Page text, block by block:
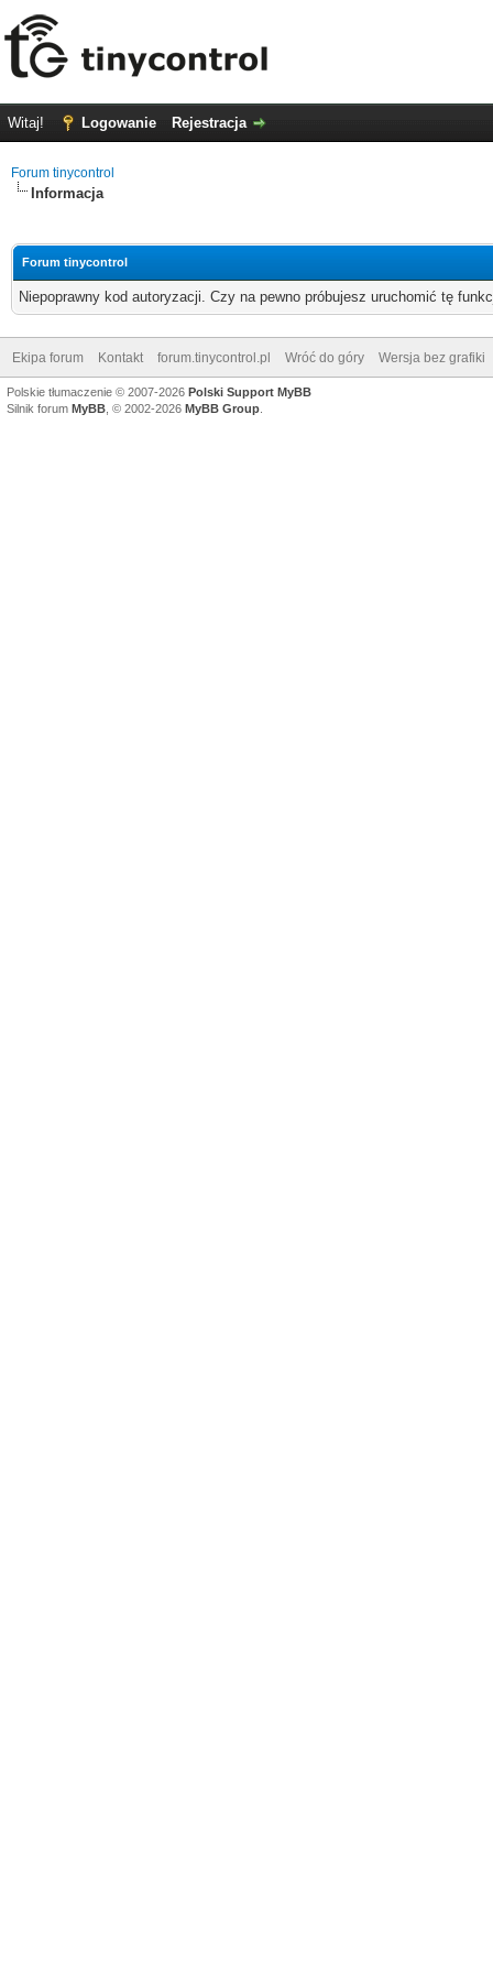
Witaj! Logowanie Rejestracja
Forum tinycontrol
Informacja
Forum tinycontrol
Niepoprawny kod autoryzacji. Czy na pewno próbujesz uruchomić tę
Ekipa forum Kontakt forum.tinycontrol.pl Wróć do góry Wersja bez grafiki
Polskie tłumaczenie © 2007-2026 Polski Support MyBB
Silnik forum MyBB , © 2002-2026 MyBB Group